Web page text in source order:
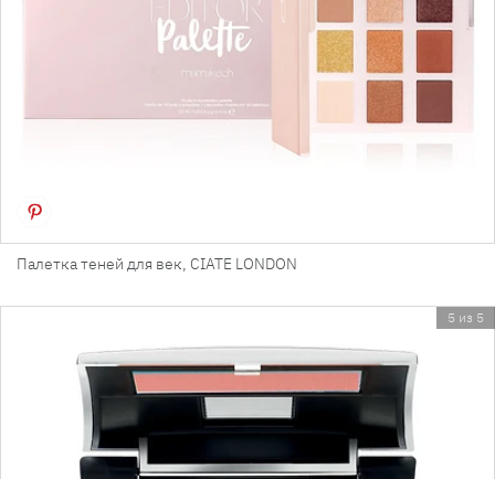
Палетка теней для век, CIATE LONDON
5 из 5